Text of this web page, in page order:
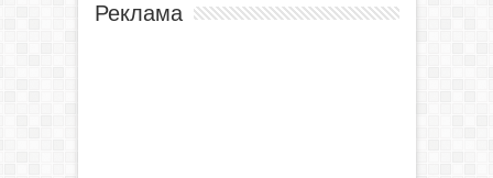
Реклама